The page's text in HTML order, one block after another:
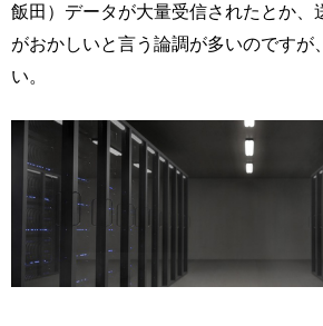
飯田）データが大量受信されたとか、
がおかしいと言う論調が多いのですが
い。